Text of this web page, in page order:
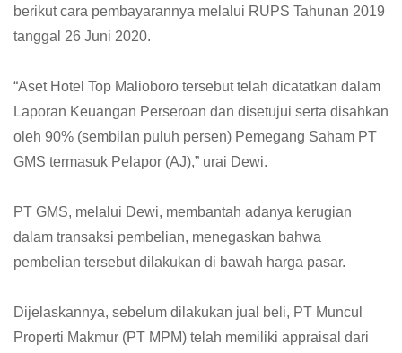
berikut cara pembayarannya melalui RUPS Tahunan 2019
tanggal 26 Juni 2020.
“Aset Hotel Top Malioboro tersebut telah dicatatkan dalam
Laporan Keuangan Perseroan dan disetujui serta disahkan
oleh 90% (sembilan puluh persen) Pemegang Saham PT
GMS termasuk Pelapor (AJ),” urai Dewi.
PT GMS, melalui Dewi, membantah adanya kerugian
dalam transaksi pembelian, menegaskan bahwa
pembelian tersebut dilakukan di bawah harga pasar.
Dijelaskannya, sebelum dilakukan jual beli, PT Muncul
Properti Makmur (PT MPM) telah memiliki appraisal dari